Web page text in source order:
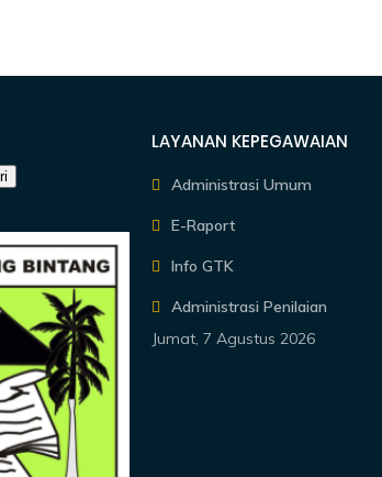
LAYANAN KEPEGAWAIAN
Administrasi Umum
E-Raport
Info GTK
Administrasi Penilaian
Jumat, 7 Agustus 2026